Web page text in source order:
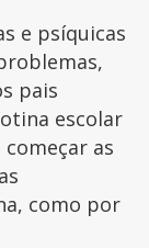
e psíquicas
pais
escolar
as
como por